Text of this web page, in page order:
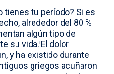
tienes tu período? Si es
alrededor del 80 %
algún tipo de
su vida.iEl dolor
y ha existido durante
griegos acuñaron